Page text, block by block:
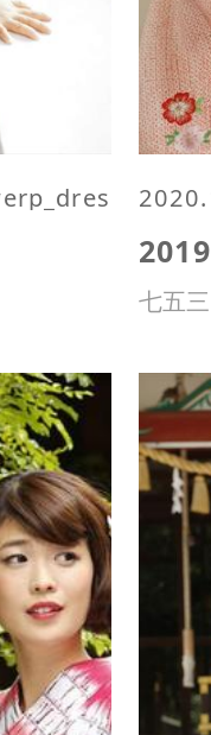
七五三